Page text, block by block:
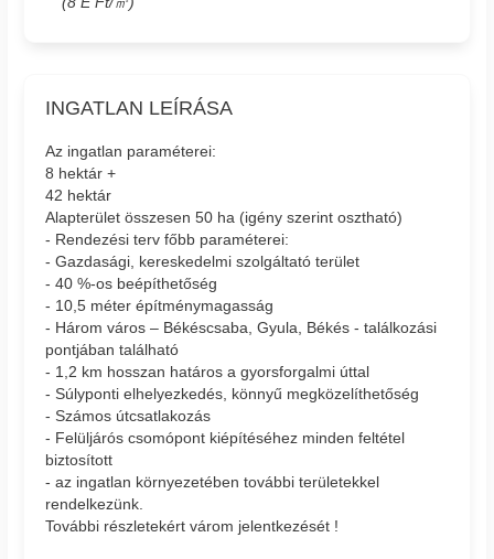
INGATLAN LEÍRÁSA
Az ingatlan paraméterei:
8 hektár +
42 hektár
Alapterület összesen 50 ha (igény szerint osztható)
- Rendezési terv főbb paraméterei:
- Gazdasági, kereskedelmi szolgáltató terület
- 40 %-os beépíthetőség
- 10,5 méter építménymagasság
- Három város – Békéscsaba, Gyula, Békés - találkozási
pontjában található
- 1,2 km hosszan határos a gyorsforgalmi úttal
- Súlyponti elhelyezkedés, könnyű megközelíthetőség
- Számos útcsatlakozás
- Felüljárós csomópont kiépítéséhez minden feltétel
biztosított
- az ingatlan környezetében további területekkel
rendelkezünk.
További részletekért várom jelentkezését !